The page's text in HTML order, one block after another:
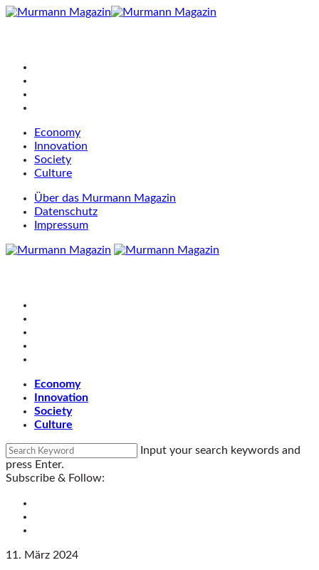
Economy
Innovation
Society
Culture
Über das Murmann Magazin
Datenschutz
Impressum
Economy
Innovation
Society
Culture
Input your search keywords and
press Enter.
Subscribe & Follow:
11. März 2024